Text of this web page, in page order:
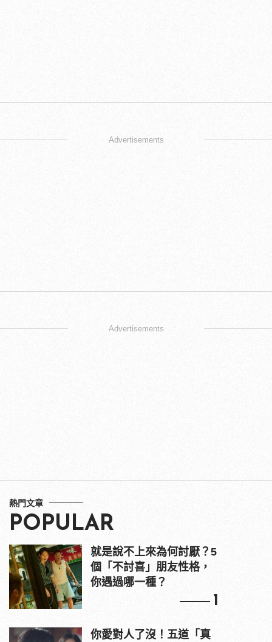
Advertisements
Advertisements
熱門文章
POPULAR
就是說不上來為何討厭？5
個「不討喜」朋友性格，
你遇過哪一種？
1
你愛對人了沒！五道「真